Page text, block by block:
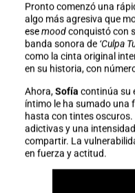
Pronto comenzó una
algo más agresiva que
esemoodconquistó con
banda sonora de ‘Culpa
como la cinta original
en su historia, con
Ahora, Sofía continúa su
íntimo le ha sumado una
hasta con tintes oscuros.
adictivas y una
compartir. La
en fuerza y actitud.